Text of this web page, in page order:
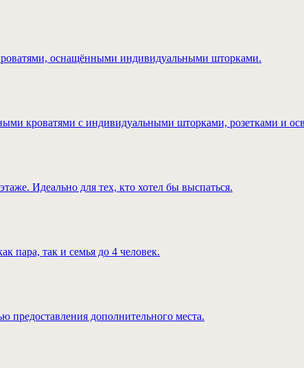
оснащёнными индивидуальными шторками.
кроватями с индивидуальными шторками, розетками и
Идеально для тех, кто хотел бы выспаться.
пара, так и семья до 4 человек.
предоставления дополнительного места.